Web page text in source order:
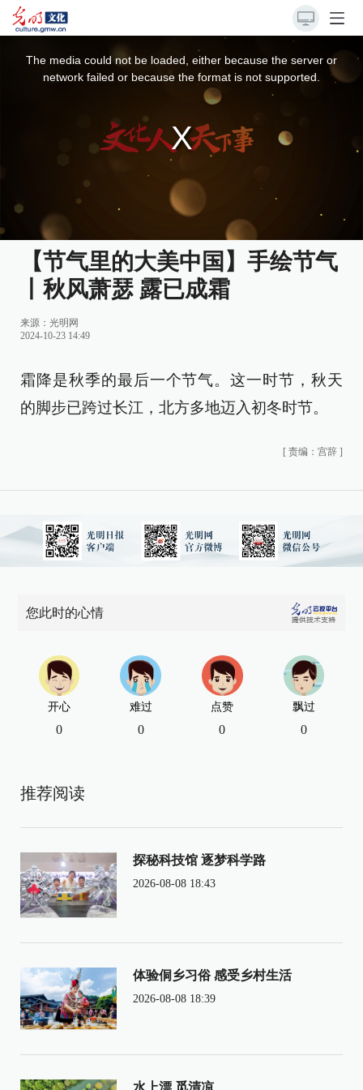
The media could not be loaded, either because the server or
network failed or because the format is not supported.
【节气里的大美中国】手绘节气
丨秋风萧瑟 露已成霜
来源： 光明网
2024-10-23 14:49
霜降是秋季的最后一个节气。这一时节，秋天
的脚步已跨过长江，北方多地迈入初冬时节。
[ 责编：宫辞 ]
您此时的心情
开心
0
难过
0
点赞
0
飘过
0
推荐阅读
探秘科技馆 逐梦科学路
2026-08-08 18:43
体验侗乡习俗 感受乡村生活
2026-08-08 18:39
水上漂 觅清凉